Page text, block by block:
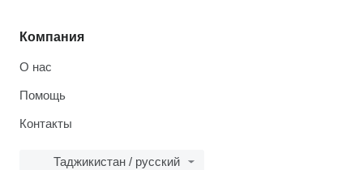
Компания
О нас
Помощь
Контакты
Таджикистан / русский